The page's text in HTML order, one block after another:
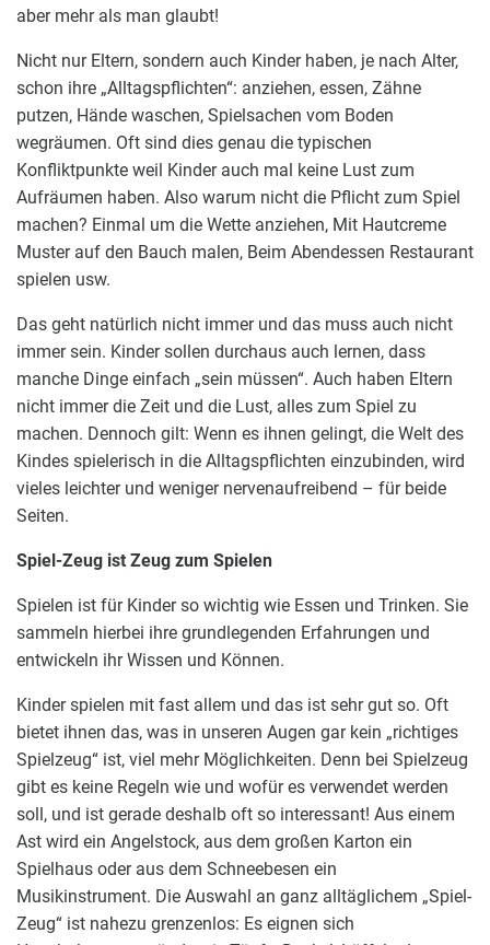
aber mehr als man glaubt!
Nicht nur Eltern, sondern auch Kinder haben, je nach Alter,
schon ihre „Alltagspflichten“: anziehen, essen, Zähne
putzen, Hände waschen, Spielsachen vom Boden
wegräumen. Oft sind dies genau die typischen
Konfliktpunkte weil Kinder auch mal keine Lust zum
Aufräumen haben. Also warum nicht die Pflicht zum Spiel
machen? Einmal um die Wette anziehen, Mit Hautcreme
Muster auf den Bauch malen, Beim Abendessen Restaurant
spielen usw.
Das geht natürlich nicht immer und das muss auch nicht
immer sein. Kinder sollen durchaus auch lernen, dass
manche Dinge einfach „sein müssen“. Auch haben Eltern
nicht immer die Zeit und die Lust, alles zum Spiel zu
machen. Dennoch gilt: Wenn es ihnen gelingt, die Welt des
Kindes spielerisch in die Alltagspflichten einzubinden, wird
vieles leichter und weniger nervenaufreibend – für beide
Seiten.
Spiel-Zeug ist Zeug zum Spielen
Spielen ist für Kinder so wichtig wie Essen und Trinken. Sie
sammeln hierbei ihre grundlegenden Erfahrungen und
entwickeln ihr Wissen und Können.
Kinder spielen mit fast allem und das ist sehr gut so. Oft
bietet ihnen das, was in unseren Augen gar kein „richtiges
Spielzeug“ ist, viel mehr Möglichkeiten. Denn bei Spielzeug
gibt es keine Regeln wie und wofür es verwendet werden
soll, und ist gerade deshalb oft so interessant! Aus einem
Ast wird ein Angelstock, aus dem großen Karton ein
Spielhaus oder aus dem Schneebesen ein
Musikinstrument. Die Auswahl an ganz alltäglichem „Spiel-
Zeug“ ist nahezu grenzenlos: Es eignen sich